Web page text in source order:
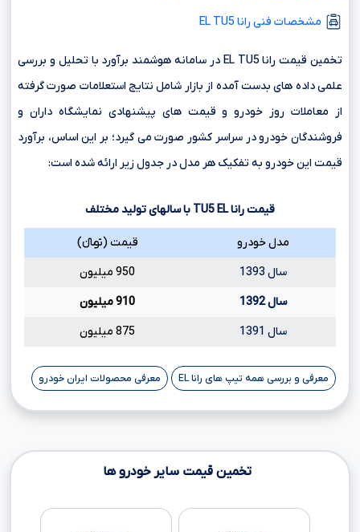
مشخصات فنی رانا EL TU5
تخمین قیمت رانا EL TU5 در سامانه هوشمند برآورد با تحلیل و بررسی
علمی داده های بدست آمده از بازار شامل نتایج استعلامات صورت گرفته
از معاملات روز خودرو و قیمت های پیشنهادی نمایشگاه داران و
فروشندگان خودرو در سراسر کشور صورت می گیرد؛ بر این اساس، برآورد
قیمت این خودرو به تفکیک هر مدل در جدول زیر ارائه شده است:
قیمت راناEL
TU5 با سالهای تولید مختلف
مدل خودرو
قیمت (تومانءءء)
سال 1393
950 میلیون
سال 1392
910 میلیون
سال 1391
875 میلیون
معرفی و بررسی همه تیپ های رانا EL معرفی محصولات ایران خودرو
تخمین قیمت سایر خودرو ها